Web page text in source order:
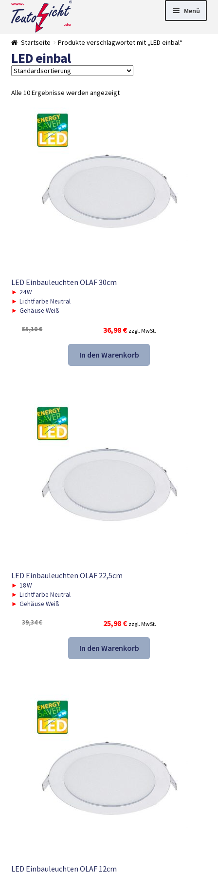
Zur
Navigation
springen
Springe
zum
Menü
► LED Panel
►
Startseite Produkte verschlagwortet mit „LED einbal“
LED einbal
Alle 10 Ergebnisse werden angezeigt
LED Einbauleuchten OLAF 30cm
► 24W
► Lichtfarbe Neutral
► Gehäuse Weiß
55,10€
Ursprünglicher
Preis
war:
55,10 €
36,98 €Aktueller
Preis
ist:
36,98 €.
zzgl. MwSt.
In den Warenkorb
LED Einbauleuchten OLAF 22,5cm
► 18W
► Lichtfarbe Neutral
► Gehäuse Weiß
39,34€
Ursprünglicher
Preis
war:
39,34 €
25,98 €Aktueller
Preis
ist:
25,98 €.
zzgl. MwSt.
In den Warenkorb
LED Einbauleuchten OLAF 12cm